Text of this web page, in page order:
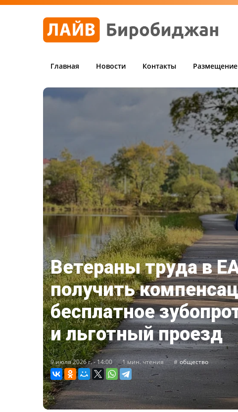
Главная Новости Контакты
Ветераны труда в
получить
бесплатное
и льготный проезд
9 июля 2026 г. - 14:00 1 мин. чтения общество